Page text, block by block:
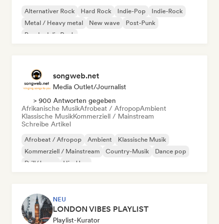
Alternativer Rock Hard Rock Indie-Pop
Indie-Rock
Metal / Heavy metal
New wave
Post-Punk
Psychedelic Rock
songweb.net
Media Outlet/Journalist
> 900 Antworten gegeben
Afrikanische MusikAfrobeat / AfropopAmbient
Klassische MusikKommerziell / Mainstream
Schreibe Artikel
Afrobeat / Afropop Ambient
Klassische Musik
Kommerziell / Mainstream
Country-Musik
Dance pop
Drill/Jersey
Hip-Hop
NEU
LONDON VIBES PLAYLIST
Playlist-Kurator